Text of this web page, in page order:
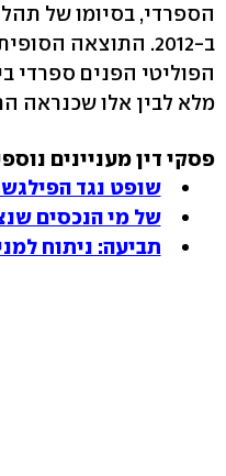
הספרדי, בסיומו של
ב-2012. התוצאה
הפוליטי הפנים ספרדי
מלא לבין אלו שכנראה
פסקי דין מעניינים
שופט נגד
של מי הנכסים
תביעה: ניתוח